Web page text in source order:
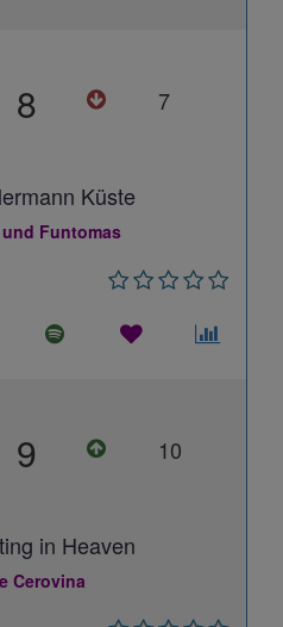
8 7
Küste
Funtomas
9 10
in Heaven
Cerovina